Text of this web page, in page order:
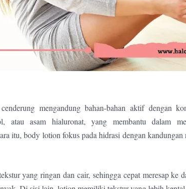
mengandung bahan-bahan aktif dengan
atau asam hialuronat, yang membantu dalam
itu, body lotion fokus pada hidrasi dengan
yang ringan dan cair, sehingga cepat meresap ke